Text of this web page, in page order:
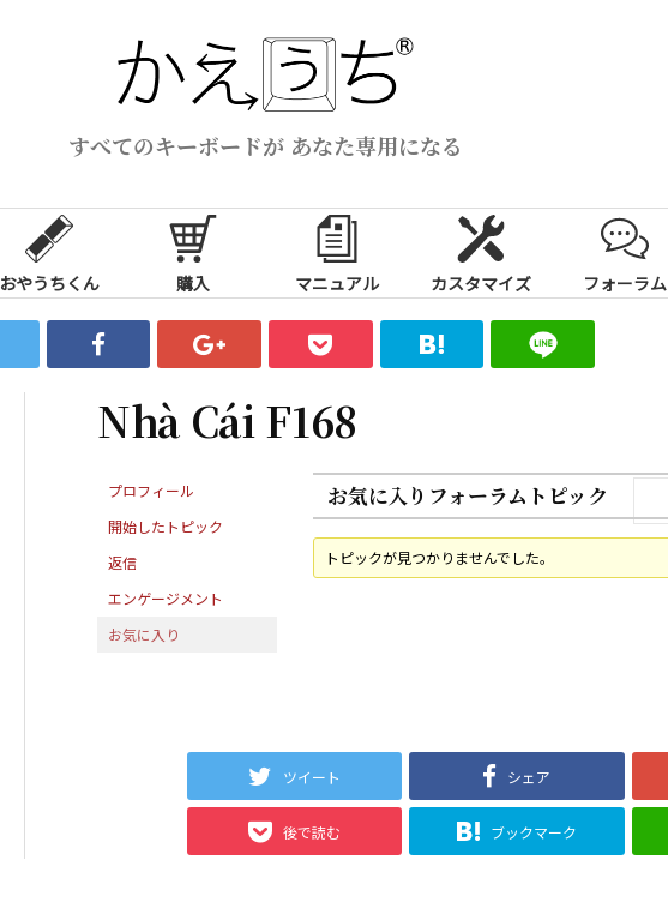
すべてのキーボードが あなた専用になる
おやうちくん 購入 マニュアル カスタマイズ フォーラム
Nhà Cái F168
プロフィール
開始したトピック
返信
エンゲージメント
お気に入り
お気に入りフォーラムトピック
トピックが見つかりませんでした。
ツイート シェア
後で読む ブックマーク